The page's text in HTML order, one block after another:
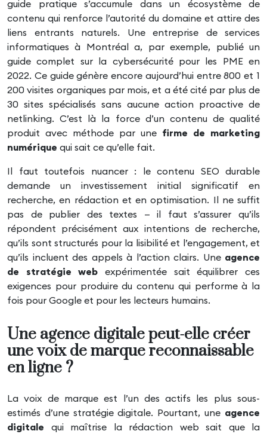
guide pratique s’accumule dans un écosystème de
contenu qui renforce l’autorité du domaine et attire des
liens entrants naturels. Une entreprise de services
informatiques à Montréal a, par exemple, publié un
guide complet sur la cybersécurité pour les PME en
2022. Ce guide génère encore aujourd’hui entre 800 et 1
200 visites organiques par mois, et a été cité par plus de
30 sites spécialisés sans aucune action proactive de
netlinking. C’est là la force d’un contenu de qualité
produit avec méthode par une firme de marketing
numérique qui sait ce qu’elle fait.
Il faut toutefois nuancer : le contenu SEO durable
demande un investissement initial significatif en
recherche, en rédaction et en optimisation. Il ne suffit
pas de publier des textes — il faut s’assurer qu’ils
répondent précisément aux intentions de recherche,
qu’ils sont structurés pour la lisibilité et l’engagement, et
qu’ils incluent des appels à l’action clairs. Une agence
de stratégie web expérimentée sait équilibrer ces
exigences pour produire du contenu qui performe à la
fois pour Google et pour les lecteurs humains.
Une agence digitale peut-elle créer
une voix de marque reconnaissable
en ligne ?
La voix de marque est l’un des actifs les plus sous-
estimés d’une stratégie digitale. Pourtant, une agence
digitale qui maîtrise la rédaction web sait que la